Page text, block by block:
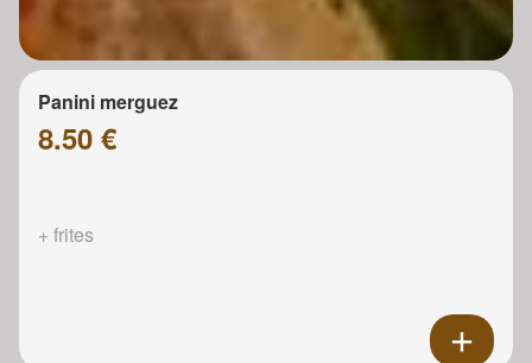
Panini merguez
8.50 €
+ frites